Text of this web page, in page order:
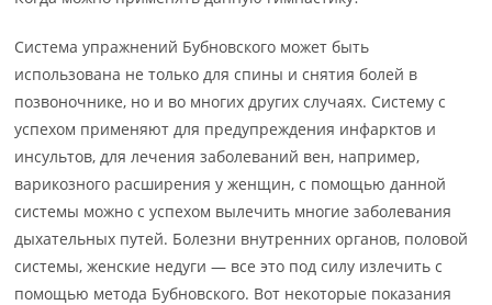
Система упражнений Бубновского может быть
использована не только для спины и снятия болей в
позвоночнике, но и во многих других случаях. Систему с
успехом применяют для предупреждения инфарктов и
инсультов, для лечения заболеваний вен, например,
варикозного расширения у женщин, с помощью данной
системы можно с успехом вылечить многие заболевания
дыхательных путей. Болезни внутренних органов, половой
системы, женские недуги — все это под силу излечить с
помощью метода Бубновского. Вот некоторые показания